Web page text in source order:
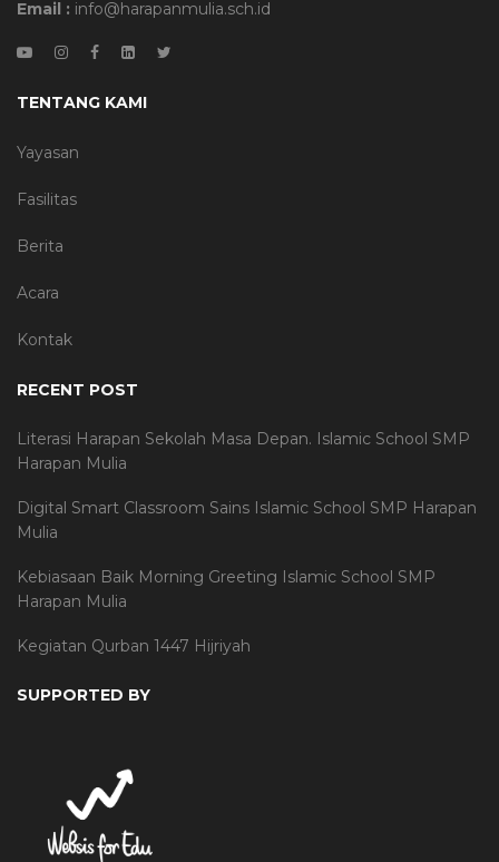
Email : info@harapanmulia.sch.id
TENTANG KAMI
Yayasan
Fasilitas
Berita
Acara
Kontak
RECENT POST
Literasi Harapan Sekolah Masa Depan. Islamic School SMP
Harapan Mulia
Digital Smart Classroom Sains Islamic School SMP Harapan
Mulia
Kebiasaan Baik Morning Greeting Islamic School SMP
Harapan Mulia
Kegiatan Qurban 1447 Hijriyah
SUPPORTED BY